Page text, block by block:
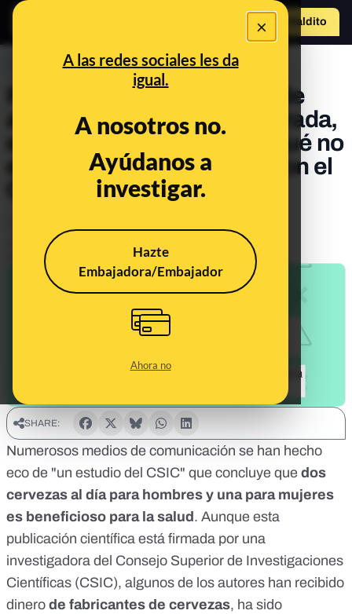
×
A las redes sociales les da
igual.
A nosotros no.
Ayúdanos a
investigar.
Hazte
Embajadora/Embajador
Ahora no
Hazte Maldito
PREBUNKING
Por qué ninguna cantidad de
alcohol, aunque sea moderada,
es saludable y qué dice y qué no
el estudio que se vincula con el
Publicado el
Actualizado el
Nov 15, 2022, 8:28:00 AM
SHARE:
Numerosos medios de comunicación se han hecho
eco de "un estudio del CSIC" que concluye que dos
cervezas al día para hombres y una para mujeres
es beneficioso para la salud . Aunque esta
publicación científica está firmada por una
investigadora del Consejo Superior de Investigaciones
Científicas (CSIC), algunos de los autores han recibido
dinero de fabricantes de cervezas, ha sido